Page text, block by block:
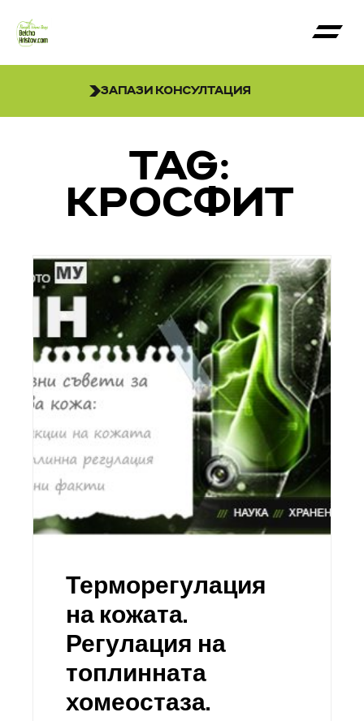
ЗАПАЗИ КОНСУЛТАЦИЯ
TAG:
КРОСФИТ
Терморегулация
на кожата.
Регулация на
топлинната
хомеостаза.